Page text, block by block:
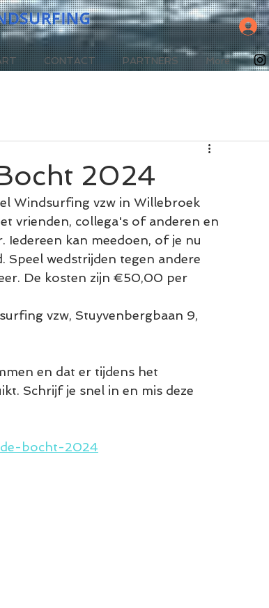
CONTACT PARTNERS More
2024
Windsurfing vzw in Willebroek
vrienden, collega's of anderen en
Iedereen kan meedoen, of je nu
wedstrijden tegen andere
De kosten zijn €50,00 per
vzw, Stuyvenbergbaan 9,
en dat er tijdens het
Schrijf je snel in en mis deze
bocht-2024